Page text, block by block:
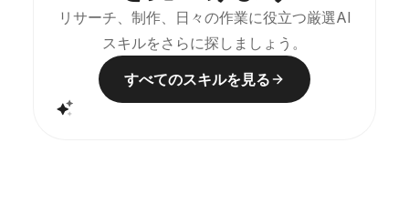
リサーチ、制作、日々の作業に役立つ厳選AI
スキルをさらに探しましょう。
すべてのスキルを見る